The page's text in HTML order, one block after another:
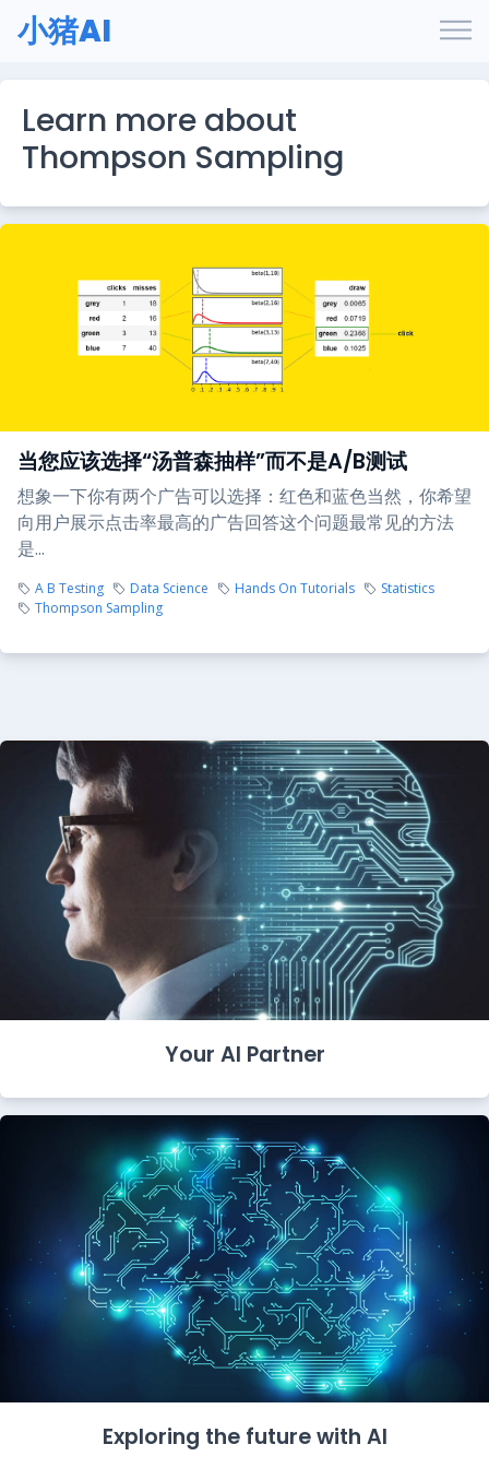
小猪AI
Learn more about
Thompson Sampling
当您应该选择“汤普森抽样”而不是A/B测试
想象一下你有两个广告可以选择：红色和蓝色当然，你希望
向用户展示点击率最高的广告回答这个问题最常见的方法
是...
A B Testing Data Science Hands On Tutorials
Statistics
Thompson Sampling
Your AI Partner
Exploring the future with AI